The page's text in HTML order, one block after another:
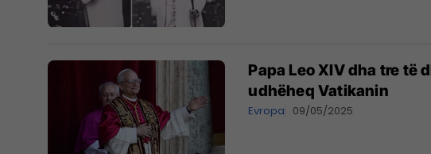
Papa Leo XIV dha tre të
udhëheq Vatikanin
Evropa 09/05/2025